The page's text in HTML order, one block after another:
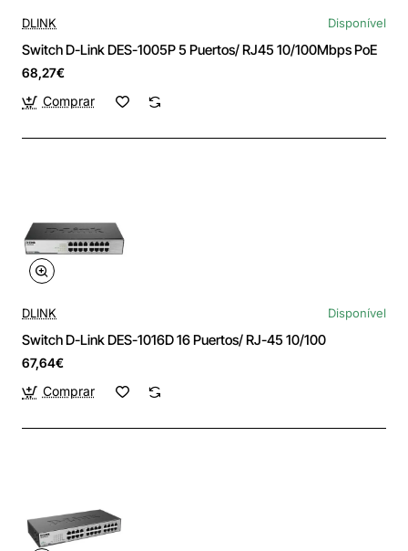
DLINK Disponível
Switch D-Link DES-1005P 5 Puertos/ RJ45 10/100Mbps PoE
68,27€
Comprar
DLINK Disponível
Switch D-Link DES-1016D 16 Puertos/ RJ-45 10/100
67,64€
Comprar